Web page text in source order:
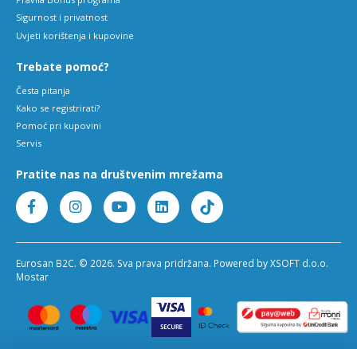
Sigurnost i privatnost
Uvjeti korištenja i kupovine
Trebate pomoć?
Česta pitanja
Kako se registrirati?
Pomoć pri kupovini
Servis
Pratite nas na društvenim mrežama
Eurosan B2C. © 2026. Sva prava pridržana. Powered by XSOFT d.o.o.
Mostar